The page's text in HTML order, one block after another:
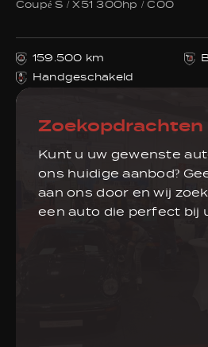
Coupé S / X51 300hp / C00
159.500 km
Handgeschakeld
Zoekopdrachten
Kunt u uw gewenste
ons huidige aanbod?
aan ons door en wij
een auto die perfect bij